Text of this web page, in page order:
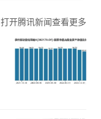
打开腾讯新闻查看更多